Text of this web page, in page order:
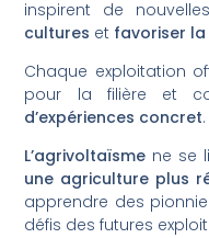
inspirent de
cultures et favoriser
Chaque exploitation
pour la filière et
d’expériences concret.
L’agrivoltaïsme ne se
une agriculture plus
apprendre des
défis des futures